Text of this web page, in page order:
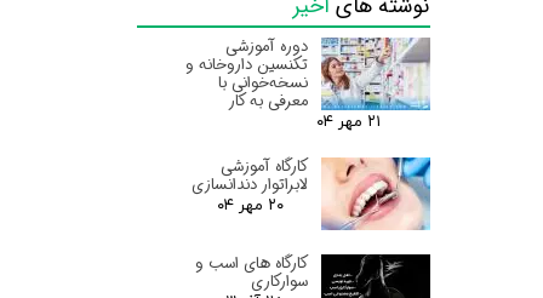
دوره آموزشی
تکنسین داروخانه و
نسخه‌خوانی با
معرفی به کار
۲۱ مهر ۰۴
کارگاه آموزشی
لابراتوار دندانسازی
۲۰ مهر ۰۴
کارگاه های اسب و
سوارکاری